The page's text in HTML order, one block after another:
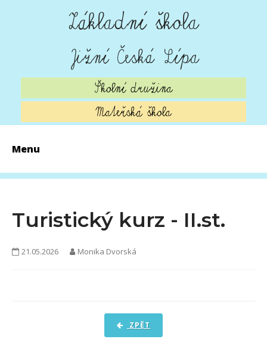
Základní škola
Jižní Česká Lípa
Školní družina
Mateřská škola
Menu
ŠKOLNÍ JÍDELNA
KONTAKTY
Turistický kurz - II.st.
21.05.2026 Monika Dvorská
ZPĚT